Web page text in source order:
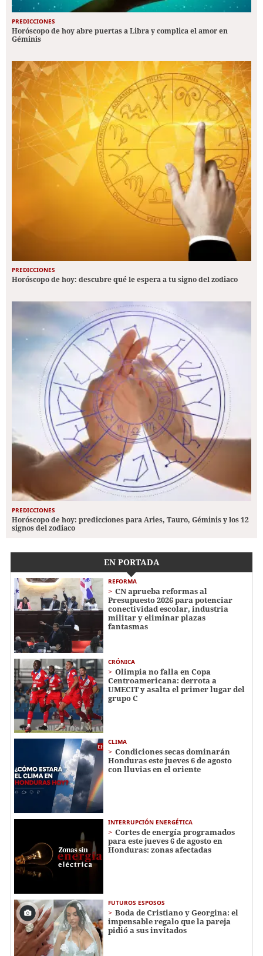
PREDICCIONES
Horóscopo de hoy abre puertas a Libra y complica el amor en
Géminis
PREDICCIONES
Horóscopo de hoy: descubre qué le espera a tu signo del zodiaco
PREDICCIONES
Horóscopo de hoy: predicciones para Aries, Tauro, Géminis y los 12
signos del zodiaco
EN PORTADA
REFORMA
CN aprueba reformas al
Presupuesto 2026 para potenciar
conectividad escolar, industria
militar y eliminar plazas
fantasmas
CRÓNICA
Olimpia no falla en Copa
Centroamericana: derrota a
UMECIT y asalta el primer lugar del
grupo C
CLIMA
Condiciones secas dominarán
Honduras este jueves 6 de agosto
con lluvias en el oriente
INTERRUPCIÓN ENERGÉTICA
Cortes de energía programados
para este jueves 6 de agosto en
Honduras: zonas afectadas
FUTUROS ESPOSOS
Boda de Cristiano y Georgina: el
impensable regalo que la pareja
pidió a sus invitados